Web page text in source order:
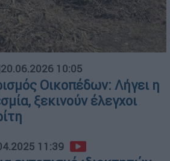
20.06.2026 10:05
Οικοπέδων: Λήγει η
ξεκινούν έλεγχοι
11:39